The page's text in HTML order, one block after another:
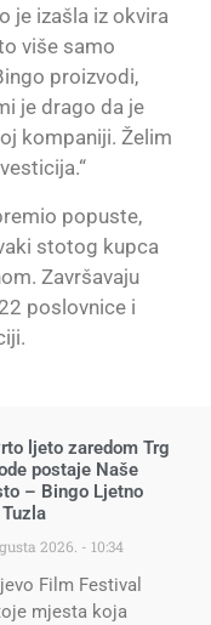
je izašla iz okvira
više samo
proizvodi,
je drago da je
kompaniji. Želim
popuste,
stotog kupca
Završavaju
poslovnice i
ljeto zaredom Trg
postaje Naše
– Bingo Ljetno
2026. 10:34
Film Festival
mjesta koja